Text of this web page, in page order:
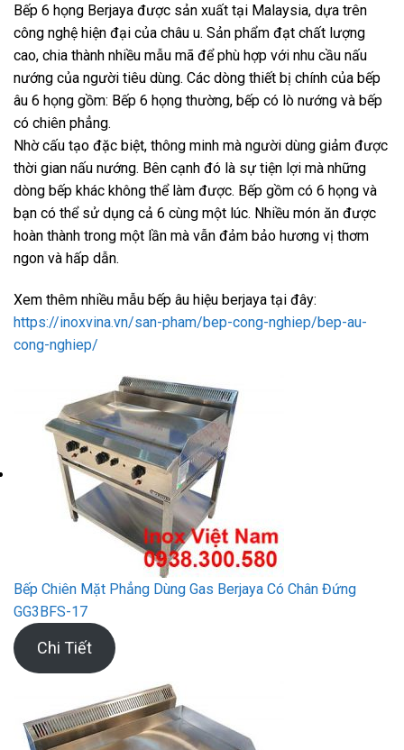
Bếp 6 họng Berjaya được sản xuất tại Malaysia, dựa trên
công nghệ hiện đại của châu u. Sản phẩm đạt chất lượng
cao, chia thành nhiều mẫu mã để phù hợp với nhu cầu nấu
nướng của người tiêu dùng. Các dòng thiết bị chính của bếp
âu 6 họng gồm: Bếp 6 họng thường, bếp có lò nướng và bếp
có chiên phẳng.
Nhờ cấu tạo đặc biệt, thông minh mà người dùng giảm được
thời gian nấu nướng. Bên cạnh đó là sự tiện lợi mà những
dòng bếp khác không thể làm được. Bếp gồm có 6 họng và
bạn có thể sử dụng cả 6 cùng một lúc. Nhiều món ăn được
hoàn thành trong một lần mà vẫn đảm bảo hương vị thơm
ngon và hấp dẫn.
Xem thêm nhiều mẫu bếp âu hiệu berjaya tại đây:
https://inoxvina.vn/san-pham/bep-cong-nghiep/bep-au-
cong-nghiep/
Bếp Chiên Mặt Phẳng Dùng Gas Berjaya Có Chân Đứng
GG3BFS-17
Chi Tiết